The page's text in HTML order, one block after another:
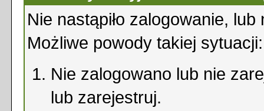
Nie nastąpiło zalogowanie,
Możliwe powody takiej sytuacji:
Nie zalogowano lub nie
lub zarejestruj.